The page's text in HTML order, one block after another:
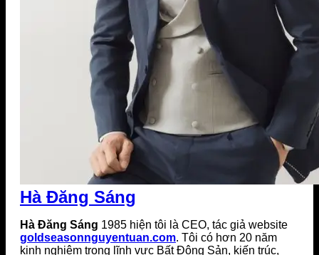
Hà Đăng Sáng
Hà Đăng Sáng 1985 hiện tôi là CEO, tác giả website
goldseasonnguyentuan.com. Tôi có hơn 20 năm
kinh nghiệm trong lĩnh vực Bất Đông Sản, kiến trúc,